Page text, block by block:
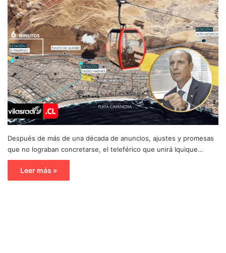
Después de más de una década de anuncios, ajustes y promesas
que no lograban concretarse, el teleférico que unirá Iquique…
Leer más »